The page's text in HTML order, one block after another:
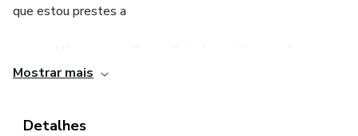
que estou prestes a
possível. E isso vai acontecer
Mostrar mais
Detalhes